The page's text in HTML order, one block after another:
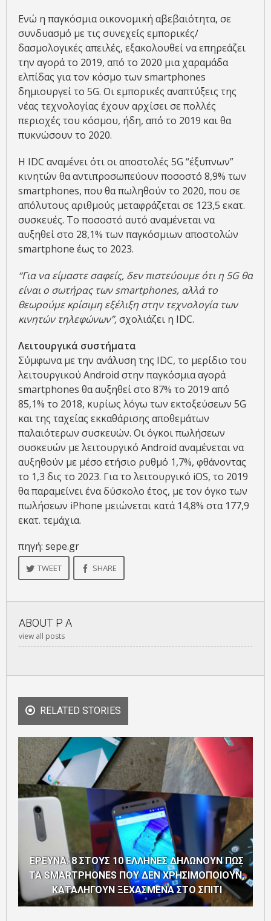
Ενώ η παγκόσμια οικονομική αβεβαιότητα, σε
συνδυασμό με τις συνεχείς εμπορικές/
δασμολογικές απειλές, εξακολουθεί να επηρεάζει
την αγορά το 2019, από το 2020 μια χαραμάδα
ελπίδας για τον κόσμο των smartphones
δημιουργεί το 5G. Οι εμπορικές αναπτύξεις της
νέας τεχνολογίας έχουν αρχίσει σε πολλές
περιοχές του κόσμου, ήδη, από το 2019 και θα
πυκνώσουν το 2020.
Η IDC αναμένει ότι οι αποστολές 5G “έξυπνων”
κινητών θα αντιπροσωπεύουν ποσοστό 8,9% των
smartphones, που θα πωληθούν το 2020, που σε
απόλυτους αριθμούς μεταφράζεται σε 123,5 εκατ.
συσκευές. Το ποσοστό αυτό αναμένεται να
αυξηθεί στο 28,1% των παγκόσμιων αποστολών
smartphone έως το 2023.
“Για να είμαστε σαφείς, δεν πιστεύουμε ότι η 5Gθα
είναι ο σωτήρας των smartphones, αλλά το
θεωρούμε κρίσιμη εξέλιξη στην τεχνολογία των
κινητών τηλεφώνων”,σχολιάζει η IDC.
Λειτουργικά συστήματα
Σύμφωνα με την ανάλυση της IDC, το μερίδιο του
λειτουργικού Android στην παγκόσμια αγορά
smartphones θα αυξηθεί στο 87% το 2019 από
85,1% το 2018, κυρίως λόγω των εκτοξεύσεων 5G
και της ταχείας εκκαθάρισης αποθεμάτων
παλαιότερων συσκευών. Οι όγκοι πωλήσεων
συσκευών με λειτουργικό Android αναμένεται να
αυξηθούν με μέσο ετήσιο ρυθμό 1,7%, φθάνοντας
το 1,3 δις το 2023. Για το λειτουργικό iOS, το 2019
θα παραμείνει ένα δύσκολο έτος, με τον όγκο των
πωλήσεων iPhone μειώνεται κατά 14,8% στα 177,9
εκατ. τεμάχια.
πηγή: sepe.gr
TWEET SHARE
ABOUT P A
view all posts
RELATED STORIES
ΕΡΕΥΝΑ: 8 ΣΤΟΥΣ 10 ΕΛΛΗΝΕΣ ΔΗΛΩΝΟΥΝ ΠΩΣ
ΤΑ SMARTPHONES ΠΟΥ ΔΕΝ ΧΡΗΣΙΜΟΠΟΙΟΥΝ,
ΚΑΤΑΛΗΓΟΥΝ ΞΕΧΑΣΜΕΝΑ ΣΤΟ ΣΠΙΤΙ